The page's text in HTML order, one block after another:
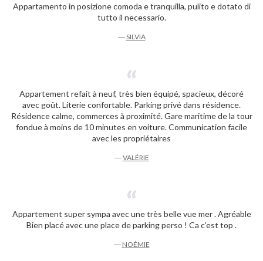
Appartamento in posizione comoda e tranquilla, pulito e dotato di
tutto il necessario.
―SILVIA
Appartement refait à neuf, très bien équipé, spacieux, décoré
avec goût. Literie confortable. Parking privé dans résidence.
Résidence calme, commerces à proximité. Gare maritime de la tour
fondue à moins de 10 minutes en voiture. Communication facile
avec les propriétaires
―VALÉRIE
Appartement super sympa avec une très belle vue mer . Agréable
Bien placé avec une place de parking perso ! Ca c’est top .
― NOÉMIE